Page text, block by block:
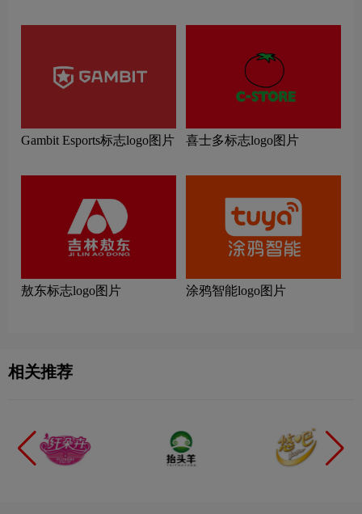
Gambit Esports标志logo图片 喜士多标志logo图片
敖东标志logo图片 涂鸦智能logo图片
相关推荐